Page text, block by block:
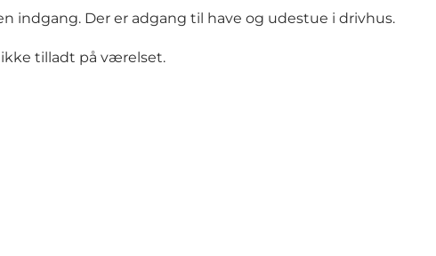
indgang. Der er adgang til have og udestue i drivhus.
tilladt på værelset.